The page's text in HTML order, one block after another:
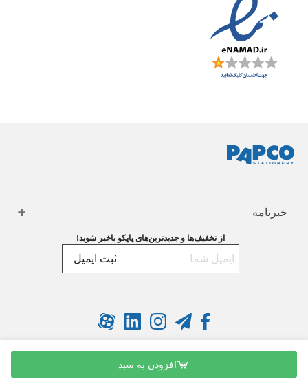
افزودن به سبد
خبرنامه
از تخفیف‌ها و جدیدترین‌های پاپکو باخبر شوید!
ثبت ایمیل